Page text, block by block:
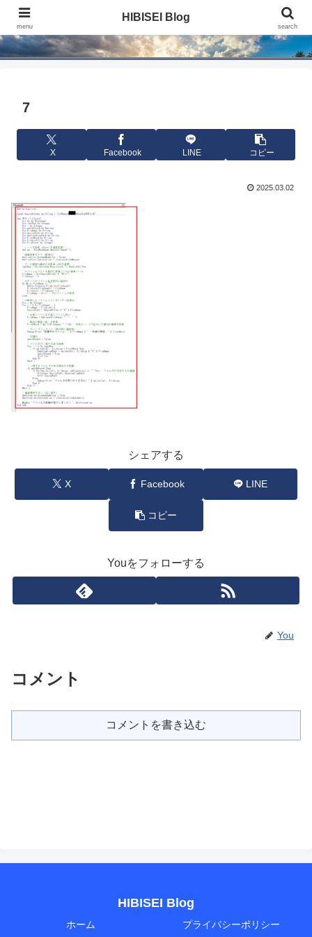
HIBISEI Blog
7
X Facebook LINE コピー
2025.03.02
シェアする
X Facebook LINE
コピー
Youをフォローする
You
コメント
コメントを書き込む
HIBISEI Blog
ホーム プライバシーポリシー
menu
HIBISEI Blog
search